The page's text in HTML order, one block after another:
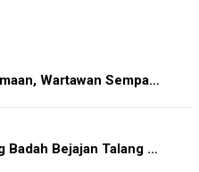
Wartawan Sempa…
Badah Bejajan Talang …